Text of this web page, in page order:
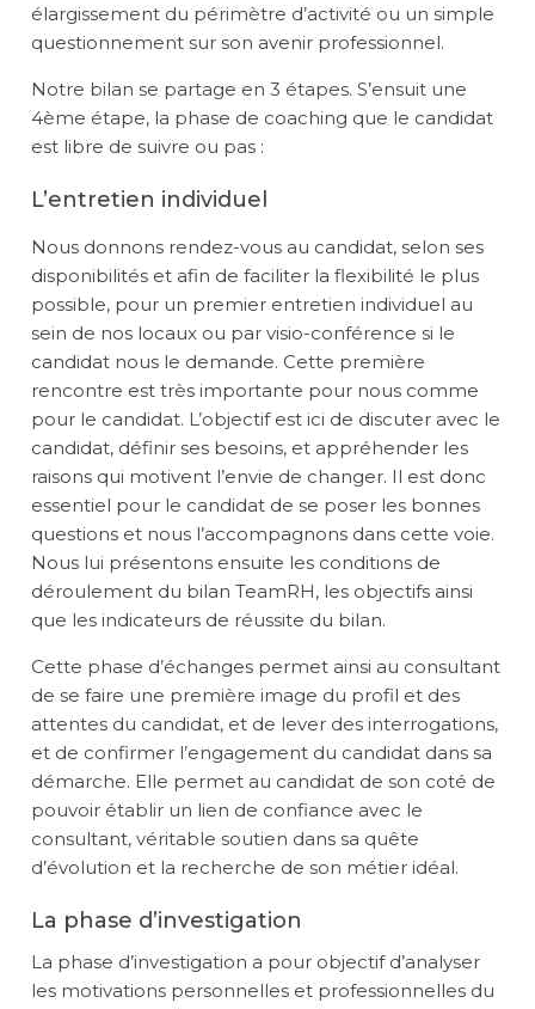
élargissement du périmètre d’activité ou un simple
questionnement sur son avenir professionnel.
Notre bilan se partage en 3 étapes. S’ensuit une
4ème étape, la phase de coaching que le candidat
est libre de suivre ou pas :
L’entretien individuel
Nous donnons rendez-vous au candidat, selon ses
disponibilités et afin de faciliter la flexibilité le plus
possible, pour un premier entretien individuel au
sein de nos locaux ou par visio-conférence si le
candidat nous le demande. Cette première
rencontre est très importante pour nous comme
pour le candidat. L’objectif est ici de discuter avec le
candidat, définir ses besoins, et appréhender les
raisons qui motivent l’envie de changer. Il est donc
essentiel pour le candidat de se poser les bonnes
questions et nous l’accompagnons dans cette voie.
Nous lui présentons ensuite les conditions de
déroulement du bilanTeamRH, les objectifs ainsi
que les indicateurs de réussite du bilan.
Cette phase d’échanges permet ainsi au consultant
de se faire une première image du profil et des
attentes du candidat, et de lever des interrogations,
et de confirmer l’engagement du candidat dans sa
démarche. Elle permet au candidat de son coté de
pouvoir établir un lien de confiance avec le
consultant, véritable soutien dans sa quête
d’évolution et la recherche de son métier idéal.
La phase d’investigation
La phase d’investigation a pour objectif d’analyser
les motivations personnelles et professionnelles du